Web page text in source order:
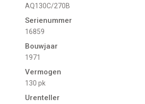
AQ130C/270B
Serienummer
16859
Bouwjaar
1971
Vermogen
130 pk
Urenteller